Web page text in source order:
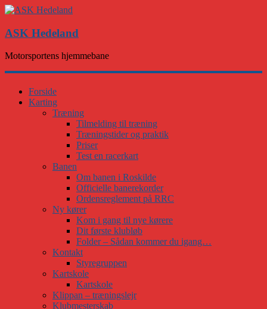
ASK Hedeland
Motorsportens hjemmebane
Forside
Karting
Træning
Tilmelding til træning
Træningstider og praktik
Priser
Test en racerkart
Banen
Om banen i Roskilde
Officielle banerekorder
Ordensreglement på RRC
Ny kører
Kom i gang til nye kørere
Dit første klubløb
Folder – Sådan kommer du igang…
Kontakt
Styregruppen
Kartskole
Kartskole
Klippan – træningslejr
Klubmesterskab